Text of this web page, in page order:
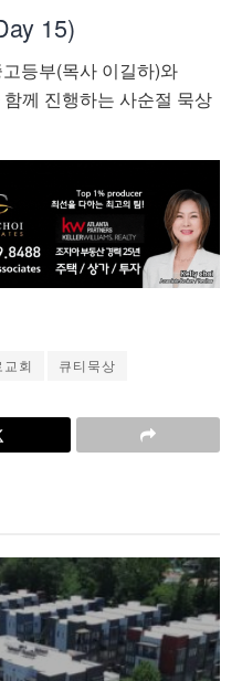
15)
등부(목사 이길하)와
께 진행하는 사순절 묵상
회 큐티묵상